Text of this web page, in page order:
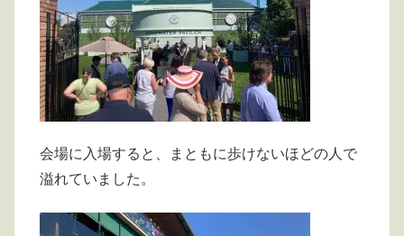
会場に入場すると、まともに歩けないほどの人で
溢れていました。